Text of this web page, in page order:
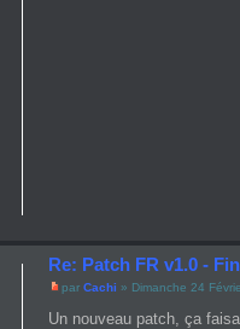
Re: Patch FR v1.0 -
parCachi » Dimanche 24
Un nouveau patch, ça